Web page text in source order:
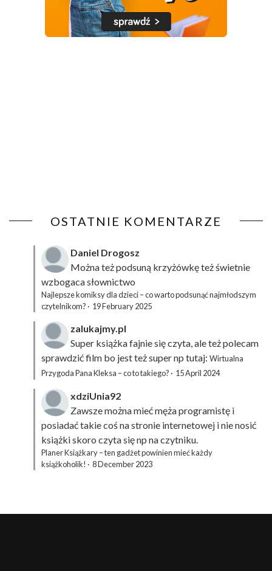
OSTATNIE KOMENTARZE
Daniel Drogosz
Można też podsuną krzyżówkęteż świetnie
wzbogaca słownictwo
Najlepsze komiksy dla dzieci – co warto podsunąć najmłodszym
czytelnikom? · 19 February 2025
zalukajmy.pl
Super książka fajnie się czyta, ale też polecam
sprawdzić film bo jest też super np tutaj: Wirtualna
Przygoda Pana Kleksa – co to takiego? · 15 April 2024
xdziUnia92
Zawsze można mieć męża programistę i
posiadać takie coś na stronie internetowej i nie nosić
książki skoro czyta się np na czytniku.
Planer Książkary – ten gadżet powinien mieć każdy
książkoholik! · 8 December 2023